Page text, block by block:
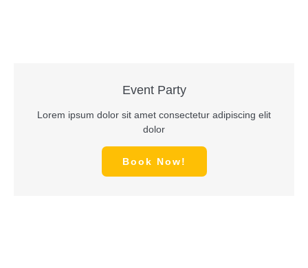
Event Party
Lorem ipsum dolor sit amet consectetur adipiscing elit
dolor
Book Now!